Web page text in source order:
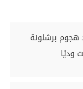
هجوم برشلونة
وديًا